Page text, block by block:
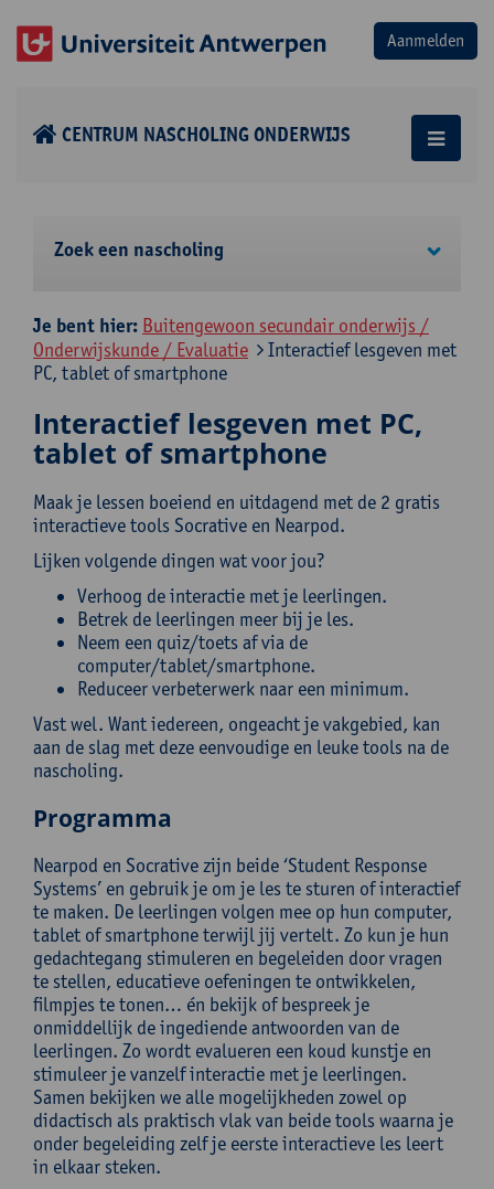
CENTRUM NASCHOLING ONDERWIJS
Zoek een nascholing
Je bent hier: Buitengewoon secundair onderwijs /
Onderwijskunde / Evaluatie
Interactief lesgeven met
PC, tablet of smartphone
Interactief lesgeven met PC,
tablet of smartphone
Maak je lessen boeiend en uitdagend met de 2 gratis
interactieve tools Socrative en Nearpod.
Lijken volgende dingen wat voor jou?
Verhoog de interactie met je leerlingen.
Betrek de leerlingen meer bij je les.
Neem een quiz/toets af via de
computer/tablet/smartphone.
Reduceer verbeterwerk naar een minimum.
Vast wel. Want iedereen, ongeacht je vakgebied, kan
aan de slag met deze eenvoudige en leuke tools na de
nascholing.
Programma
Nearpod en Socrative zijn beide ‘Student Response
Systems’ en gebruik je om je les te sturen of interactief
te maken. De leerlingen volgen mee op hun computer,
tablet of smartphone terwijl jij vertelt. Zo kun je hun
gedachtegang stimuleren en begeleiden door vragen
te stellen, educatieve oefeningen te ontwikkelen,
filmpjes te tonen… én bekijk of bespreek je
onmiddellijk de ingediende antwoorden van de
leerlingen. Zo wordt evalueren een koud kunstje en
stimuleer je vanzelf interactie met je leerlingen.
Samen bekijken we alle mogelijkheden zowel op
didactisch als praktisch vlak van beide tools waarna je
onder begeleiding zelf je eerste interactieve les leert
in elkaar steken.